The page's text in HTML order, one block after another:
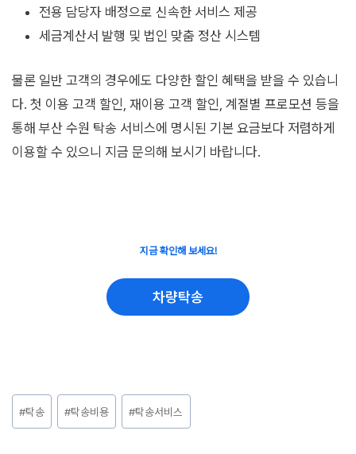
전용 담당자 배정으로 신속한 서비스 제공
세금계산서 발행 및 법인 맞춤 정산 시스템
물론 일반 고객의 경우에도 다양한 할인 혜택을 받을 수 있습니
다. 첫 이용 고객 할인, 재이용 고객 할인, 계절별 프로모션 등을
통해 부산 수원 탁송 서비스에 명시된 기본 요금보다 저렴하게
이용할 수 있으니 지금 문의해 보시기 바랍니다.
지금 확인해 보세요!
차량탁송
Post
Tags:
#탁송 #탁송비용 #탁송서비스